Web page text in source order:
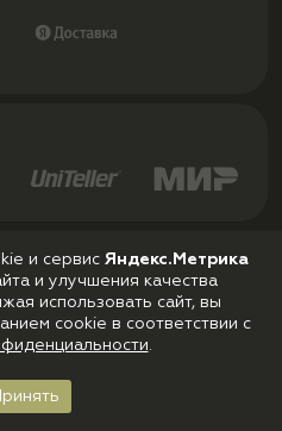
и сервис Яндекс.Метрика
и улучшения качества
использовать сайт, вы
cookie в соответствии с
.